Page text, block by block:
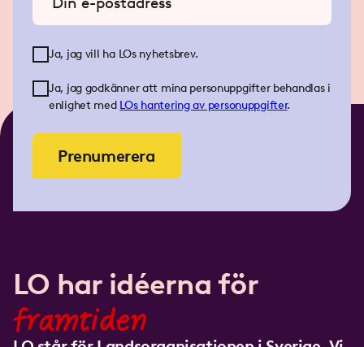
Ja, jag vill ha LOs nyhetsbrev.
Ja, jag godkänner att mina personuppgifter behandlas i
enlighet med LOs hantering av personuppgifter.
Prenumerera
LO har idéerna för
framtiden